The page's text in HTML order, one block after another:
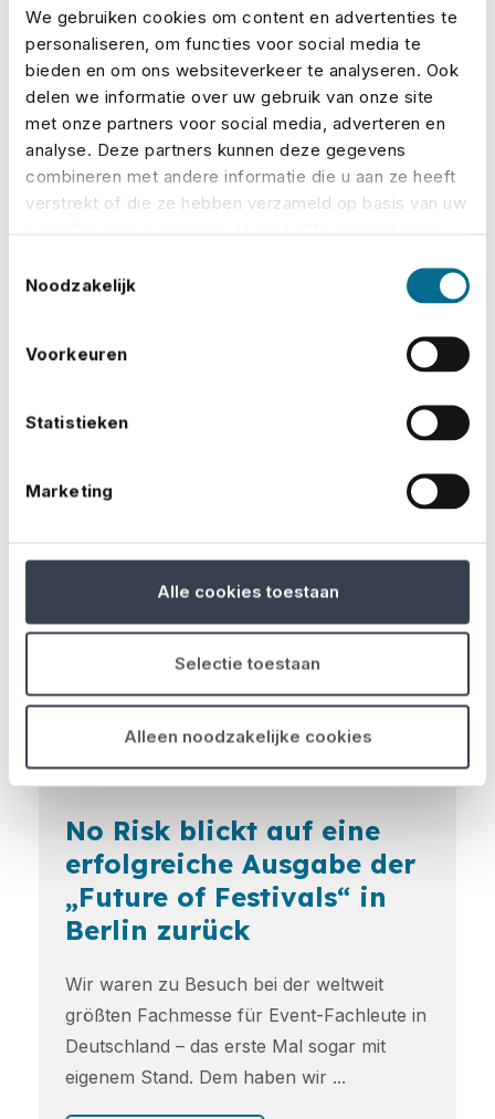
We gebruiken cookies om content en advertenties te
personaliseren, om functies voor social media te
bieden en om ons websiteverkeer te analyseren. Ook
delen we informatie over uw gebruik van onze site
met onze partners voor social media, adverteren en
analyse. Deze partners kunnen deze gegevens
combineren met andere informatie die u aan ze heeft
verstrekt of die ze hebben verzameld op basis van uw
Noodzakelijk
Voorkeuren
Statistieken
Marketing
Alle cookies toestaan
Selectie toestaan
Alleen noodzakelijke cookies
Belgium an den Start:
eine neue Anlaufstelle für
die belgische
Veranstaltungsbranche
vor Ort
No Risk mischt jetzt auch in Belgien mit.
Insurance Brokers – einem starken und
4 min 04.12.2025
No Risk blickt auf eine
erfolgreiche Ausgabe der
„Future of Festivals“ in
Berlin zurück
Wir waren zu Besuch bei der weltweit
größten Fachmesse für Event-Fachleute in
Deutschland – das erste Mal sogar mit
eigenem Stand. Dem haben wir ...